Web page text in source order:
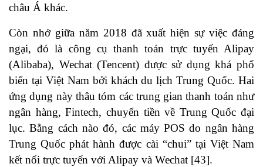
châu Á khác.
Còn nhớ giữa năm 2018 đã xuất hiện sự việc đáng
ngại, đó là công cụ thanh toán trực tuyến Alipay
(Alibaba), Wechat (Tencent) được sử dụng khá phổ
biến tại Việt Nam bởi khách du lịch Trung Quốc. Hai
ứng dụng này thâu tóm các trung gian thanh toán như
ngân hàng, Fintech, chuyển tiền về Trung Quốc đại
lục. Bằng cách nào đó, các máy POS do ngân hàng
Trung Quốc phát hành được cài “chui” tại Việt Nam
kết nối trực tuyến với Alipay và Wechat [43].